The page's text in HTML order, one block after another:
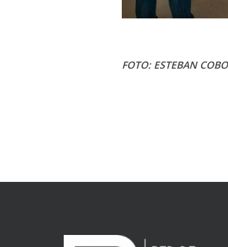
FOTO: ESTEBAN COBO